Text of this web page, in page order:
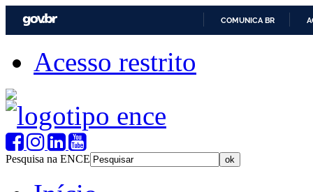
COMUNICA BR
Acesso restrito
Pesquisa na ENCE